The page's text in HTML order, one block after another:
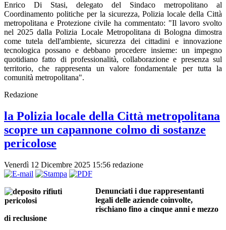
Enrico Di Stasi, delegato del Sindaco metropolitano al
Coordinamento politiche per la sicurezza, Polizia locale della Città
metropolitana e Protezione civile ha commentato: "Il lavoro svolto
nel 2025 dalla Polizia Locale Metropolitana di Bologna dimostra
come tutela dell'ambiente, sicurezza dei cittadini e innovazione
tecnologica possano e debbano procedere insieme: un impegno
quotidiano fatto di professionalità, collaborazione e presenza sul
territorio, che rappresenta un valore fondamentale per tutta la
comunità metropolitana".
Redazione
la Polizia locale della Città metropolitana
scopre un capannone colmo di sostanze
pericolose
Venerdì 12 Dicembre 2025 15:56 redazione
Denunciati i due rappresentanti
legali delle aziende coinvolte,
rischiano fino a cinque anni e mezzo
di reclusione